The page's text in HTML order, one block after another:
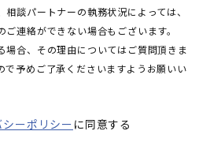
談パートナーの執務状況によっては、
連絡ができない場合もございます。
場合、その理由についてはご質問頂きま
で予めご了承くださいますようお願いい
ーポリシー に同意する